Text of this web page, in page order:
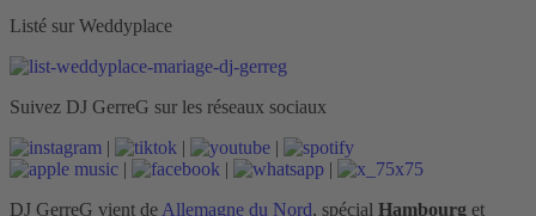
Listé sur Weddyplace
Suivez DJ GerreG sur les réseaux sociaux
|
|
|
|
|
|
DJ GerreG vient de Allemagne du Nord, spécial Hambourg et